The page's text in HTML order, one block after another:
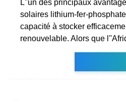
L''un des principaux
solaires lithium-fer-
capacité à stocker
renouvelable. Alors que